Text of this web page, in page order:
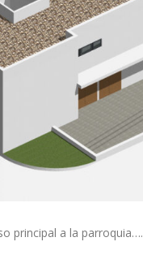
principal a la parroquia….